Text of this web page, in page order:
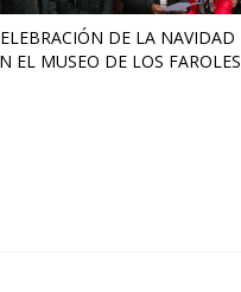
DE LA NAVIDAD
EL MUSEO DE LOS FAROLES